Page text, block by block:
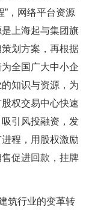
”，网络平台资源
上海起与集团旗
划方案，再根据
全国广大中小企
知识与资源，为
权交易中心快速
引风投融资，发
程，用股权激励
促进回款，挂牌
筑行业的变革转